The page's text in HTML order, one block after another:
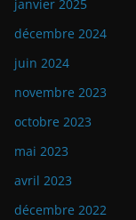
janvier 2025
décembre 2024
juin 2024
novembre 2023
octobre 2023
mai 2023
avril 2023
décembre 2022